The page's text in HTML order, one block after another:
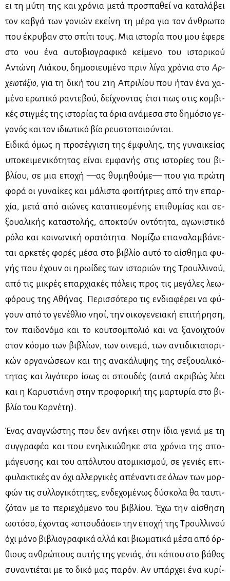
ει τη μύ­τη της και χρό­νια με­τά προ­σπα­θεί να κα­τα­λά­βει
τον κα­βγά των γο­νιών εκεί­νη τη μέ­ρα για τον άν­θρω­πο
που έκρυ­βαν στο σπί­τι τους. Μια ιστο­ρία που μου έφε­ρε
στο νου ένα αυ­το­βιο­γρα­φι­κό κεί­με­νο του ιστο­ρι­κού
Αντώ­νη Λιά­κου, δη­μο­σιευ­μέ­νο πριν λί­γα χρό­νια στο Αρ­
χειο­τά­ξιο, για τη δι­κή του 21η Απρι­λί­ου που ήταν ένα χα­
μέ­νο ερω­τι­κό ρα­ντε­βού, δεί­χνο­ντας έτσι πως στις κομ­βι­
κές στιγ­μές της ιστο­ρί­ας τα όρια ανά­με­σα στο δη­μό­σιο γε­
γο­νός και τον ιδιω­τι­κό βίο ρευ­στο­ποιού­νται.
Ει­δι­κά όμως η προ­σέγ­γι­ση της έμ­φυ­λης, της γυ­ναι­κεί­ας
υπο­κει­με­νι­κό­τη­τας εί­ναι εμ­φα­νής στις ιστο­ρί­ες του βι­
βλί­ου, σε μια επο­χή —ας θυ­μη­θού­με— που για πρώ­τη
φο­ρά οι γυ­ναί­κες και μά­λι­στα φοι­τή­τριες από την επαρ­
χία, με­τά από αιώ­νες κα­τα­πιε­σμέ­νης επι­θυ­μί­ας και σε­
ξουα­λι­κής κα­τα­στο­λής, απο­κτούν οντό­τη­τα, αγω­νι­στι­κό
ρό­λο και κοι­νω­νι­κή ορα­τό­τη­τα. Νο­μί­ζω επα­να­λαμ­βά­νε­
ται αρ­κε­τές φο­ρές μέ­σα στο βι­βλίο αυ­τό το αί­σθη­μα φυ­
γής που έχουν οι ηρω­ί­δες των ιστο­ριών της Τρουλ­λι­νού,
από τις μι­κρές επαρ­χια­κές πό­λεις προς τις με­γά­λες λε­ω­
φό­ρους της Αθή­νας. Πε­ρισ­σό­τε­ρο τις εν­δια­φέ­ρει να φύ­
γουν από το γε­νέ­θλιο νη­σί, την οι­κο­γε­νεια­κή επι­τή­ρη­ση,
τον παι­δο­νό­μο και το κου­τσο­μπο­λιό και να ξα­νοι­χτούν
στον κό­σμο των βι­βλί­ων, των σι­νε­μά, των αντι­δι­κτα­το­ρι­
κών ορ­γα­νώ­σε­ων και της ανα­κά­λυ­ψης της σε­ξουα­λι­κό­
τη­τας και λι­γό­τε­ρο ίσως οι σπου­δές (αυ­τά ακρι­βώς λέ­ει
και η Κα­ρυ­στιά­νη στην προ­φο­ρι­κή της μαρ­τυ­ρία στο βι­
βλίο του Κορ­νέ­τη).
Ένας ανα­γνώ­στης που δεν ανή­κει στην ίδια γε­νιά με τη
συγ­γρα­φέα και που ενη­λι­κιώ­θη­κε στα χρό­νια της απο­
μά­γευ­σης και του από­λυ­του ατο­μι­κι­σμού, σε γε­νιές επι­
φυ­λα­κτι­κές αν όχι αλ­λερ­γι­κές απέ­να­ντι σε όλων των μορ­
φών τις συλ­λο­γι­κό­τη­τες, εν­δε­χο­μέ­νως δύ­σκο­λα θα ταυ­τι­
ζό­ταν με το πε­ριε­χό­με­νο του βι­βλί­ου. Έχω την αί­σθη­ση
ωστό­σο, έχο­ντας «σπου­δά­σει» την επο­χή της Τρουλ­λι­νού
όχι μό­νο βι­βλιο­γρα­φι­κά αλ­λά και βιω­μα­τι­κά μέ­σα από όρ­
θιους αν­θρώ­πους αυ­τής της γε­νιάς, ότι κά­που στο βά­θος
συ­να­ντιέ­ται με το δι­κό μας πα­ρόν. Αν υπάρ­χει ένα κυ­ρί­